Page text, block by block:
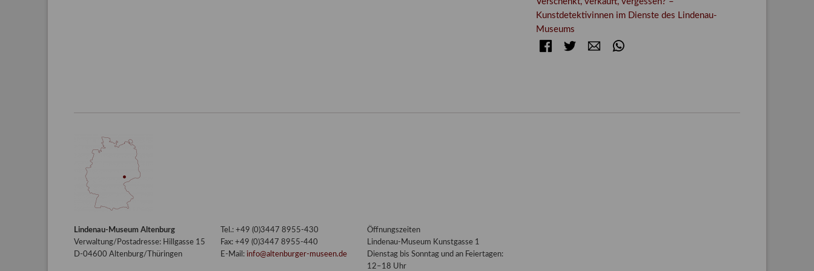
Kunstdetektivinnen im Dienste des Lindenau-
Museums
FacebookTwitter E-mail
Lindenau-Museum Altenburg
Verwaltung/Postadresse: Hillgasse 15
D-04600 Altenburg/Thüringen
Tel.: +49 (0)3447 8955-430
Fax: +49 (0)3447 8955-440
E-Mail: info@altenburger-museen.de
Öffnungszeiten
Lindenau-Museum Kunstgasse 1
Dienstag bis Sonntag und an Feiertagen:
12–18 Uhr